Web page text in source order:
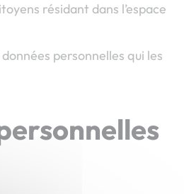
résidant dans l’espace
personnelles qui les